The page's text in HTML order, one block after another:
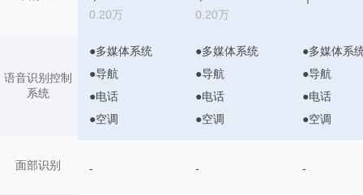
语音识别控制
系统
面部识别
0.20万
0.20万
●多媒体系统
●导航
●电话
●空调
●多媒体系统
●导航
●电话
●空调
●多媒体系
●导航
●电话
●空调
- - -